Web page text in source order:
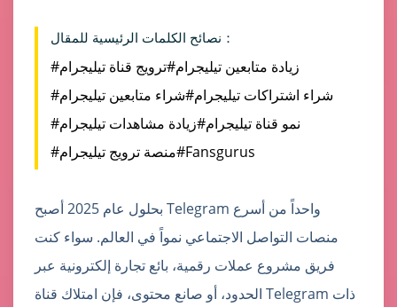
نصائح الكلمات الرئيسية للمقال：
#ترويج قناة تيليجرام #زيادة متابعين تيليجرام
#شراء متابعين تيليجرام #شراء اشتراكات تيليجرام
#زيادة مشاهدات تيليجرام #نمو قناة تيليجرام
#منصة ترويج تيليجرام#Fansgurus
بحلول عام 2025 أصبح Telegram واحداً من أسرع
منصات التواصل الاجتماعي نمواً في العالم. سواء كنت
فريق مشروع عملات رقمية، بائع تجارة إلكترونية عبر
الحدود، أو صانع محتوى، فإن امتلاك قناة Telegram ذات